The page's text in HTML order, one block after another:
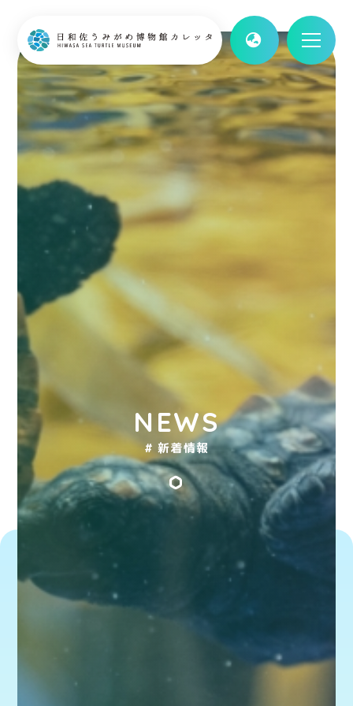
NEWS
# 新着情報